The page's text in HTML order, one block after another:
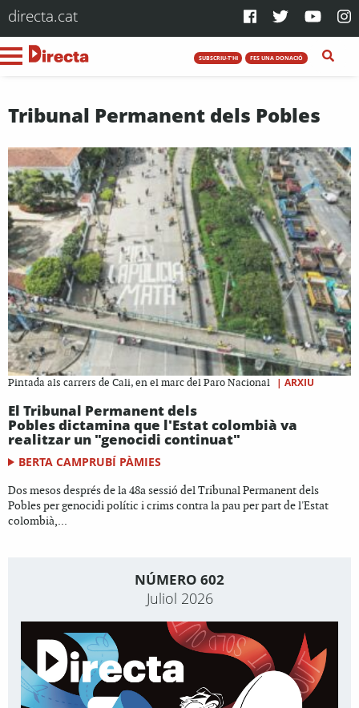
directa.cat
SUBSCRIU-T'HI FES UNA DONACIÓ
Tribunal Permanent dels Pobles
Pintada als carrers de Cali, en el marc del Paro Nacional | ARXIU
El Tribunal Permanent dels
Pobles dictamina que l'Estat colombià va
realitzar un "genocidi continuat"
BERTA CAMPRUBÍ PÀMIES
Dos mesos després de la 48a sessió del Tribunal Permanent dels
Pobles per genocidi polític i crims contra la pau per part de l'Estat
colombià,...
NÚMERO 602
Juliol 2026